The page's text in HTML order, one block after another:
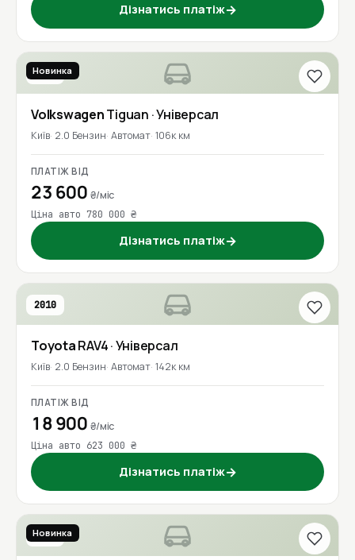
Дізнатись платіж→
2017
Новинка
VolkswagenTiguan · Універсал
Київ 2.0 Бензин Автомат 106к км
ПЛАТІЖ ВІД
23 600 ₴/міс
Ціна авто 780 000 ₴
Дізнатись платіж→
2010
ToyotaRAV4· Універсал
Київ 2.0 Бензин Автомат 142к км
ПЛАТІЖ ВІД
18 900 ₴/міс
Ціна авто 623 000 ₴
Дізнатись платіж→
2018
Новинка